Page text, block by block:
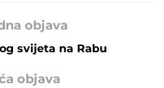
objava
svijeta na Rabu
objava